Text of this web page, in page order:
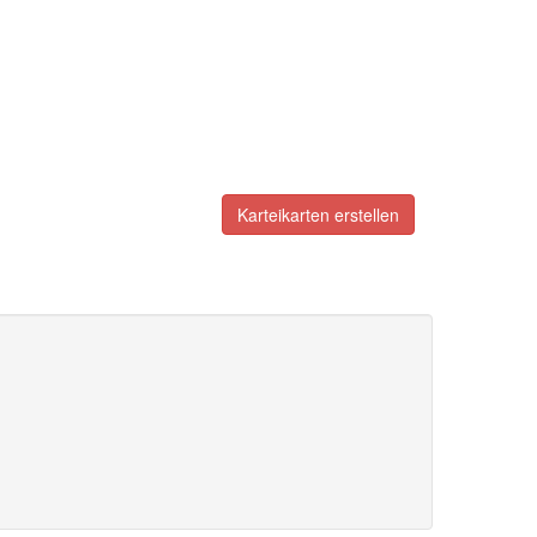
Karteikarten erstellen